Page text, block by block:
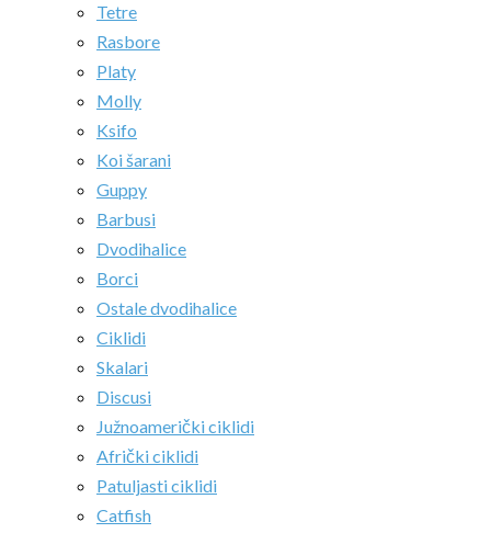
Tetre
Rasbore
Platy
Molly
Ksifo
Koi šarani
Guppy
Barbusi
Dvodihalice
Borci
Ostale dvodihalice
Ciklidi
Skalari
Discusi
Južnoamerički ciklidi
Afrički ciklidi
Patuljasti ciklidi
Catfish